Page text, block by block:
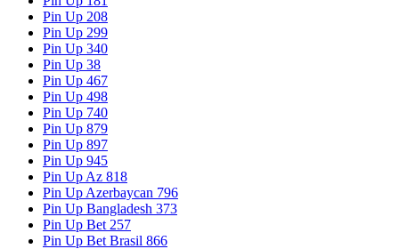
Pin Up 208
Pin Up 299
Pin Up 340
Pin Up 38
Pin Up 467
Pin Up 498
Pin Up 740
Pin Up 879
Pin Up 897
Pin Up 945
Pin Up Az 818
Pin Up Azerbaycan 796
Pin Up Bangladesh 373
Pin Up Bet 257
Pin Up Bet Brasil 866